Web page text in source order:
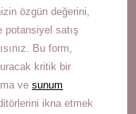
özgün değerini,
potansiyel satış
Bu form,
kritik bir
vesunum
ikna etmek